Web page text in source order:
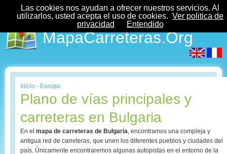
MapaCarreteras.Org
Inicio - Europa
Plano de vías principales y
carreteras en Bulgaria
En el mapa de carreteras de Bulgaria, encontramos una compleja y
antigua red de carreteras, que unen los diferentes pueblos y ciudades del
país. Únicamente encontraremos algunas autopistas en el entorno de la
Las cookies nos ayudan a ofrecer nuestros servicios. Al
utilizarlos, usted acepta el uso de cookies. Ver politica de
privacidad
Entendido